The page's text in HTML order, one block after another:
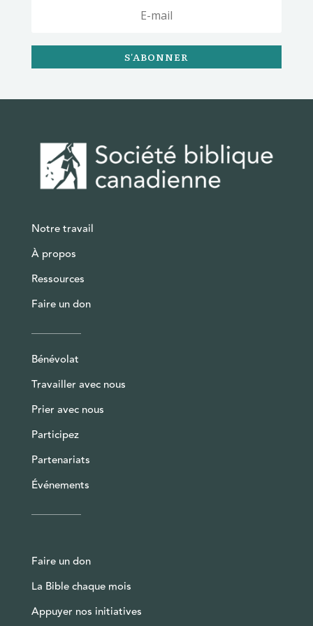
S'ABONNER
Notre travail
À propos
Ressources
Faire un don
Bénévolat
Travailler avec nous
Prier avec nous
Participez
Partenariats
Événements
Faire un don
La Bible chaque mois
Appuyer nos initiatives